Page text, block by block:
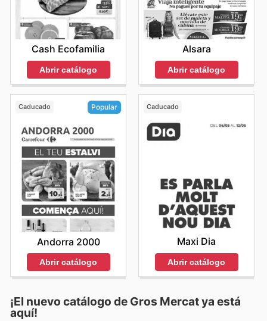
Cash Ecofamilia
Abrir catálogo
Alsara
Abrir catálogo
Caducado Popular
Andorra 2000
Abrir catálogo
Caducado
Maxi Dia
Abrir catálogo
¡El nuevo catálogo de Gros Mercatya está
aquí!